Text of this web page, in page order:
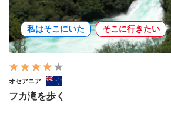
私はそこにいた そこに行きたい
オセアニア
フカ滝を歩く